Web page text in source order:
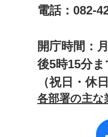
電話：082-
開庁時間：
後5時15分ま
（祝日・休
各部署の主な